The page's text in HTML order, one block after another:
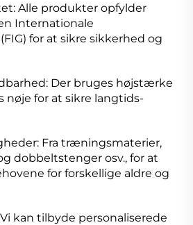
Alle produkter opfylder
Internationale
for at sikre sikkerhed og
Der bruges højstærke
nøje for at sikre langtids-
Fra træningsmaterier,
dobbeltstenger osv., for at
for forskellige aldre og
kan tilbyde personaliserede